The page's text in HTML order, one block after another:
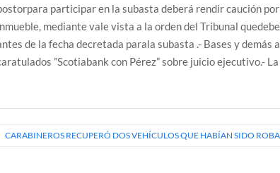
participar en la subasta deberá rendir caución
mediante vale vista a la orden del Tribunal
de la fecha decretada parala subasta .- Bases y
”Scotiabank con Pérez” sobre juicio ejecutivo.-
CARABINEROS RECUPERÓ DOS VEHÍCULOS QUE HABÍAN SIDO